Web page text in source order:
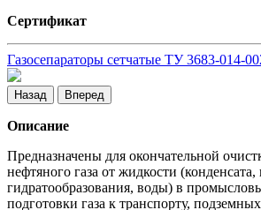
Сертификат
Газосепараторы сетчатые ТУ 3683-014-
Назад Вперед
Описание
Предназначены для окончательной
нефтяного газа от жидкости
гидратообразования, воды) в
подготовки газа к транспорту,